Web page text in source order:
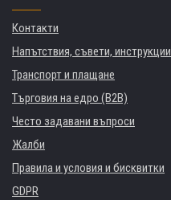
Контакти
Напътствия, съвети, инструкции
Транспорт и плащане
Търговия на едро (B2B)
Често задавани въпроси
Жалби
Правила и условия и бисквитки
GDPR